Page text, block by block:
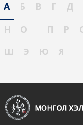
А Б В Г Д
Н
О П Р
Ш
Э Ю Я